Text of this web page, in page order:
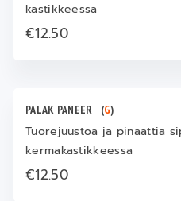
kastikkeessa
€12.50
PALAK PANEER (G)
Tuorejuustoa ja pinaattia
kermakastikkeessa
€12.50